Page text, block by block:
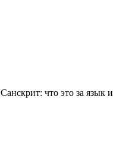
Санскрит: что это за язык и